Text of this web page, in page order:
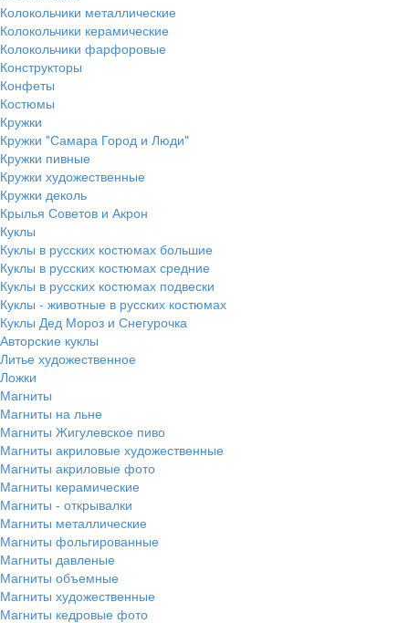
Колокольчики металлические
Колокольчики керамические
Колокольчики фарфоровые
Конструкторы
Конфеты
Костюмы
Кружки
Кружки "Самара Город и Люди"
Кружки пивные
Кружки художественные
Кружки деколь
Крылья Советов и Акрон
Куклы
Куклы в русских костюмах большие
Куклы в русских костюмах средние
Куклы в русских костюмах подвески
Куклы - животные в русских костюмах
Куклы Дед Мороз и Снегурочка
Авторские куклы
Литье художественное
Ложки
Магниты
Магниты на льне
Магниты Жигулевское пиво
Магниты акриловые художественные
Магниты акриловые фото
Магниты керамические
Магниты - открывалки
Магниты металлические
Магниты фольгированные
Магниты давленые
Магниты объемные
Магниты художественные
Магниты кедровые фото